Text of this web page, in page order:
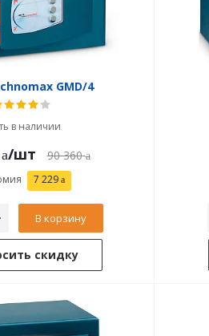
GMD/4
в наличии
/шт 90 360
7 229
В корзину
скидку